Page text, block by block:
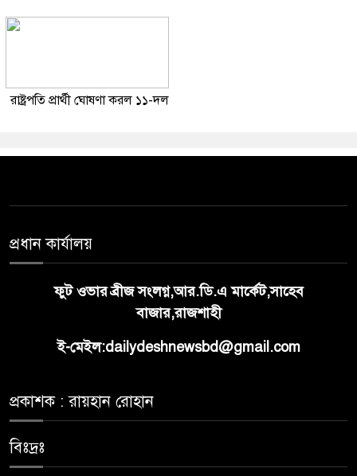
রাষ্ট্রপতি প্রার্থী ঘোষণা করল ১১-দল
প্রধান কার্যালয়
ফুট ওভার ব্রীজ সংলগ্ন,আর.ডি.এ মার্কেট,সাহেব
বাজার,রাজশাহী
ই-মেইল:dailydeshnewsbd@gmail.com
প্রকাশক : রায়হান রোহান
বিঃদ্রঃ